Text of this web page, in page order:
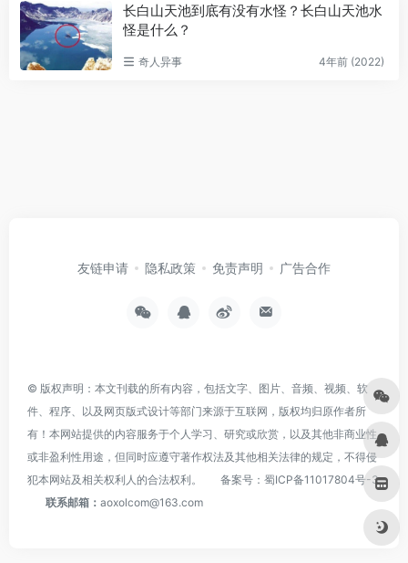
长白山天池到底有没有水怪？长白山天池水
怪是什么？
奇人异事 4年前 (2022)
友链申请 隐私政策 免责声明 广告合作
© 版权声明：本文刊载的所有内容，包括文字、图片、音频、视频、软
件、程序、以及网页版式设计等部门来源于互联网，版权均归原作者所
有！本网站提供的内容服务于个人学习、研究或欣赏，以及其他非商业性
或非盈利性用途，但同时应遵守著作权法及其他相关法律的规定，不得侵
犯本网站及相关权利人的合法权利。
备案号： 蜀ICP备11017804号-3
联系邮箱： aoxolcom@163.com